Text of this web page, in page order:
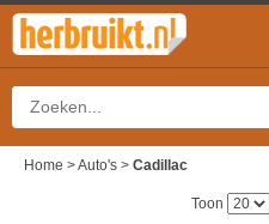
Home >Auto's > Cadillac
Toon